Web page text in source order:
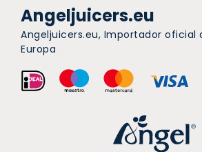
Angeljuicers.eu
Angeljuicers.eu, Importador oficial
Europa